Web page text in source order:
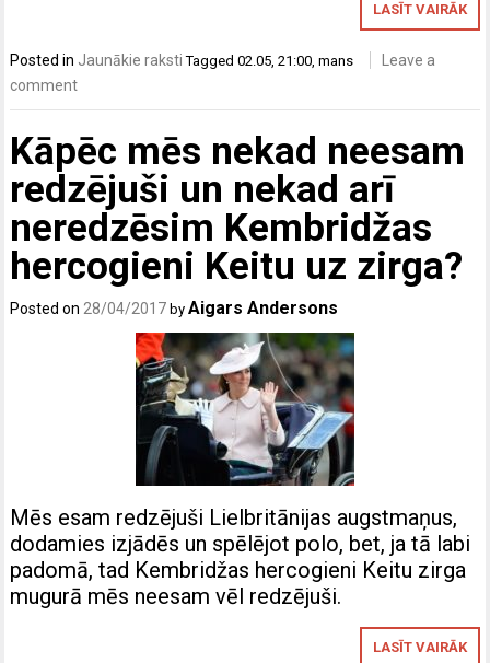
LASĪT VAIRĀK
Posted in Jaunākie raksti Tagged02.05,21:00,mans
Leave a
comment
Kāpēc mēs nekad neesam
redzējuši un nekad arī
neredzēsim Kembridžas
hercogieni Keitu uz zirga?
Posted on 28/04/2017 byAigars Andersons
Mēs esam redzējuši Lielbritānijas augstmaņus,
dodamies izjādēs un spēlējot polo, bet, ja tā labi
padomā, tad Kembridžas hercogieni Keitu zirga
mugurā mēs neesam vēl redzējuši.
LASĪT VAIRĀK